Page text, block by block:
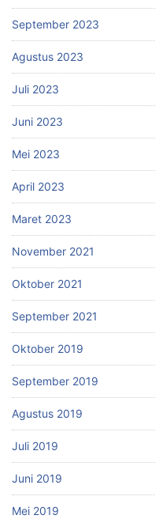
September 2023
Agustus 2023
Juli 2023
Juni 2023
Mei 2023
April 2023
Maret 2023
November 2021
Oktober 2021
September 2021
Oktober 2019
September 2019
Agustus 2019
Juli 2019
Juni 2019
Mei 2019